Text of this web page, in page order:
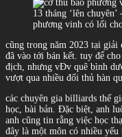
phương vinh có lối
cũng trong năm 2023 tại
đã vào tới bán kết. tuy để
địch, nhưng vĐv quê bình
vượt qua nhiều đối thủ hàn
các chuyên gia billiards thế
học, bài bản. Đặc biệt, anh
anh cũng tin rằng việc học
đây là một môn có nhiều yếu